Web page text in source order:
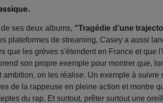
ses deux albums, "Tragédie d’une
plateformes de streaming, Casey a aussi
que les grèves s'étendent en France et que
son propre exemple pour montrer que,
ambition, on les réalise. Un exemple à suivre
de la rappeuse en pleine action et montre
du rap. Et surtout, prêter surtout une